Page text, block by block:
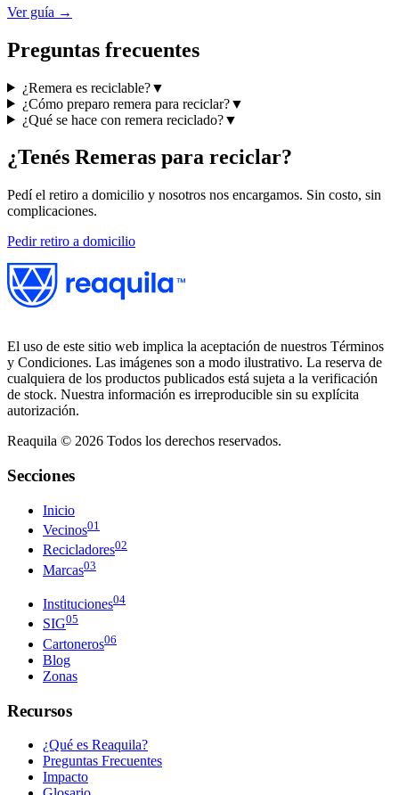
Ver guía →
Preguntas frecuentes
¿Remera es reciclable?▼
¿Cómo preparo remera para reciclar?▼
¿Qué se hace con remera reciclado?▼
¿Tenés Remeras para reciclar?
Pedí el retiro a domicilio y nosotros nos encargamos. Sin costo, sin
complicaciones.
Pedir retiro a domicilio
El uso de este sitio web implica la aceptación de nuestros Términos
y Condiciones. Las imágenes son a modo ilustrativo. La reserva de
cualquiera de los productos publicados está sujeta a la verificación
de stock. Nuestra información es irreproducible sin su explícita
autorización.
Reaquila © 2026 Todos los derechos reservados.
Secciones
Inicio
Vecinos01
Recicladores02
Marcas03
Instituciones04
SIG05
Cartoneros06
Blog
Zonas
Recursos
¿Qué es Reaquila?
Preguntas Frecuentes
Impacto